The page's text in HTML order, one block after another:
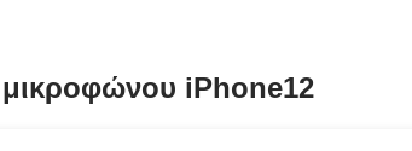
iPhone12